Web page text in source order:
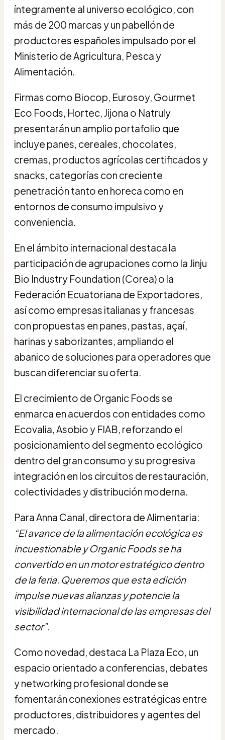
íntegramente al universo ecológico, con
más de 200 marcas y un pabellón de
productores españoles impulsado por el
Ministerio de Agricultura, Pesca y
Alimentación.
Firmas como Biocop, Eurosoy, Gourmet
Eco Foods, Hortec, Jijona o Natruly
presentarán un amplio portafolio que
incluye panes, cereales, chocolates,
cremas, productos agrícolas certificados y
snacks, categorías con creciente
penetración tanto en horeca como en
entornos de consumo impulsivo y
conveniencia.
En el ámbito internacional destaca la
participación de agrupaciones como la Jinju
Bio Industry Foundation (Corea) o la
Federación Ecuatoriana de Exportadores,
así como empresas italianas y francesas
con propuestas en panes, pastas, açaí,
harinas y saborizantes, ampliando el
abanico de soluciones para operadores que
buscan diferenciar su oferta.
El crecimiento de Organic Foods se
enmarca en acuerdos con entidades como
Ecovalia, Asobio y FIAB, reforzando el
posicionamiento del segmento ecológico
dentro del gran consumo y su progresiva
integración en los circuitos de restauración,
colectividades y distribución moderna.
Para Anna Canal, directora de Alimentaria:
“El avance de la alimentación ecológica es
incuestionable y Organic Foods se ha
convertido en un motor estratégico dentro
de la feria. Queremos que esta edición
impulse nuevas alianzas y potencie la
visibilidad internacional de las empresas del
sector”.
Como novedad, destaca La Plaza Eco, un
espacio orientado a conferencias, debates
y networking profesional donde se
fomentarán conexiones estratégicas entre
productores, distribuidores y agentes del
mercado.